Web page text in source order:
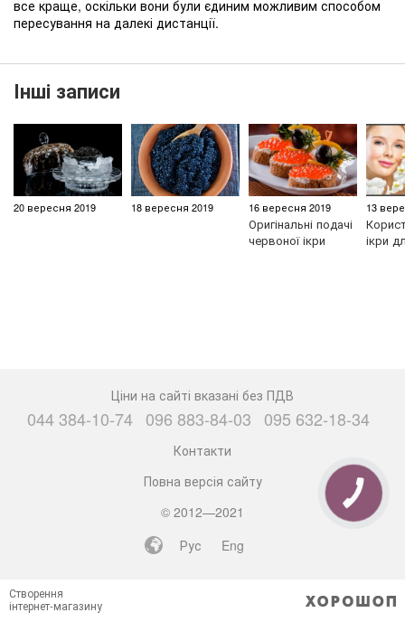
все краще, оскільки вони були єдиним можливим способом
пересування на далекі дистанції.
Інші записи
20 вересня 2019 18 вересня 2019 16 вересня 2019
Оригінальні подачі
червоної ікри
13
ікри
Ціни на сайті вказані без ПДВ
044 384-10-74 096 883-84-03 095 632-18-34
Контакти
Повна версія сайту
© 2012—2021
Рус
Eng
Створення
інтернет-магазину
КНОПКА
ЗВ'ЯЗКУ